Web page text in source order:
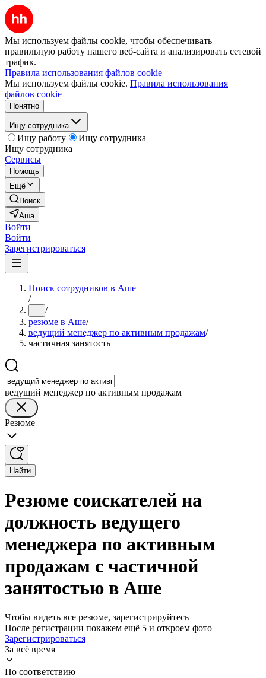
Мы используем файлы cookie, чтобы обеспечивать
правильную работу нашего веб-сайта и анализировать сетевой
трафик.
Правила использования файлов cookie
Мы используем файлы cookie. Правила использования
файлов cookie
Понятно
Ищу сотрудника
Ищу работу
Ищу сотрудника
Ищу сотрудника
Сервисы
Помощь
Ещё
Поиск
Аша
Войти
Войти
Зарегистрироваться
Поиск сотрудников в Аше
/
... /
резюме в Аше/
ведущий менеджер по активным продажам/
частичная занятость
ведущий менеджер по активным продажам
Резюме
Найти
Резюме соискателей на
должность ведущего
менеджера по активным
продажам с частичной
занятостью в Аше
Чтобы видеть все резюме, зарегистрируйтесь
После регистрации покажем ещё 5 и откроем фото
Зарегистрироваться
За всё время
По соответствию